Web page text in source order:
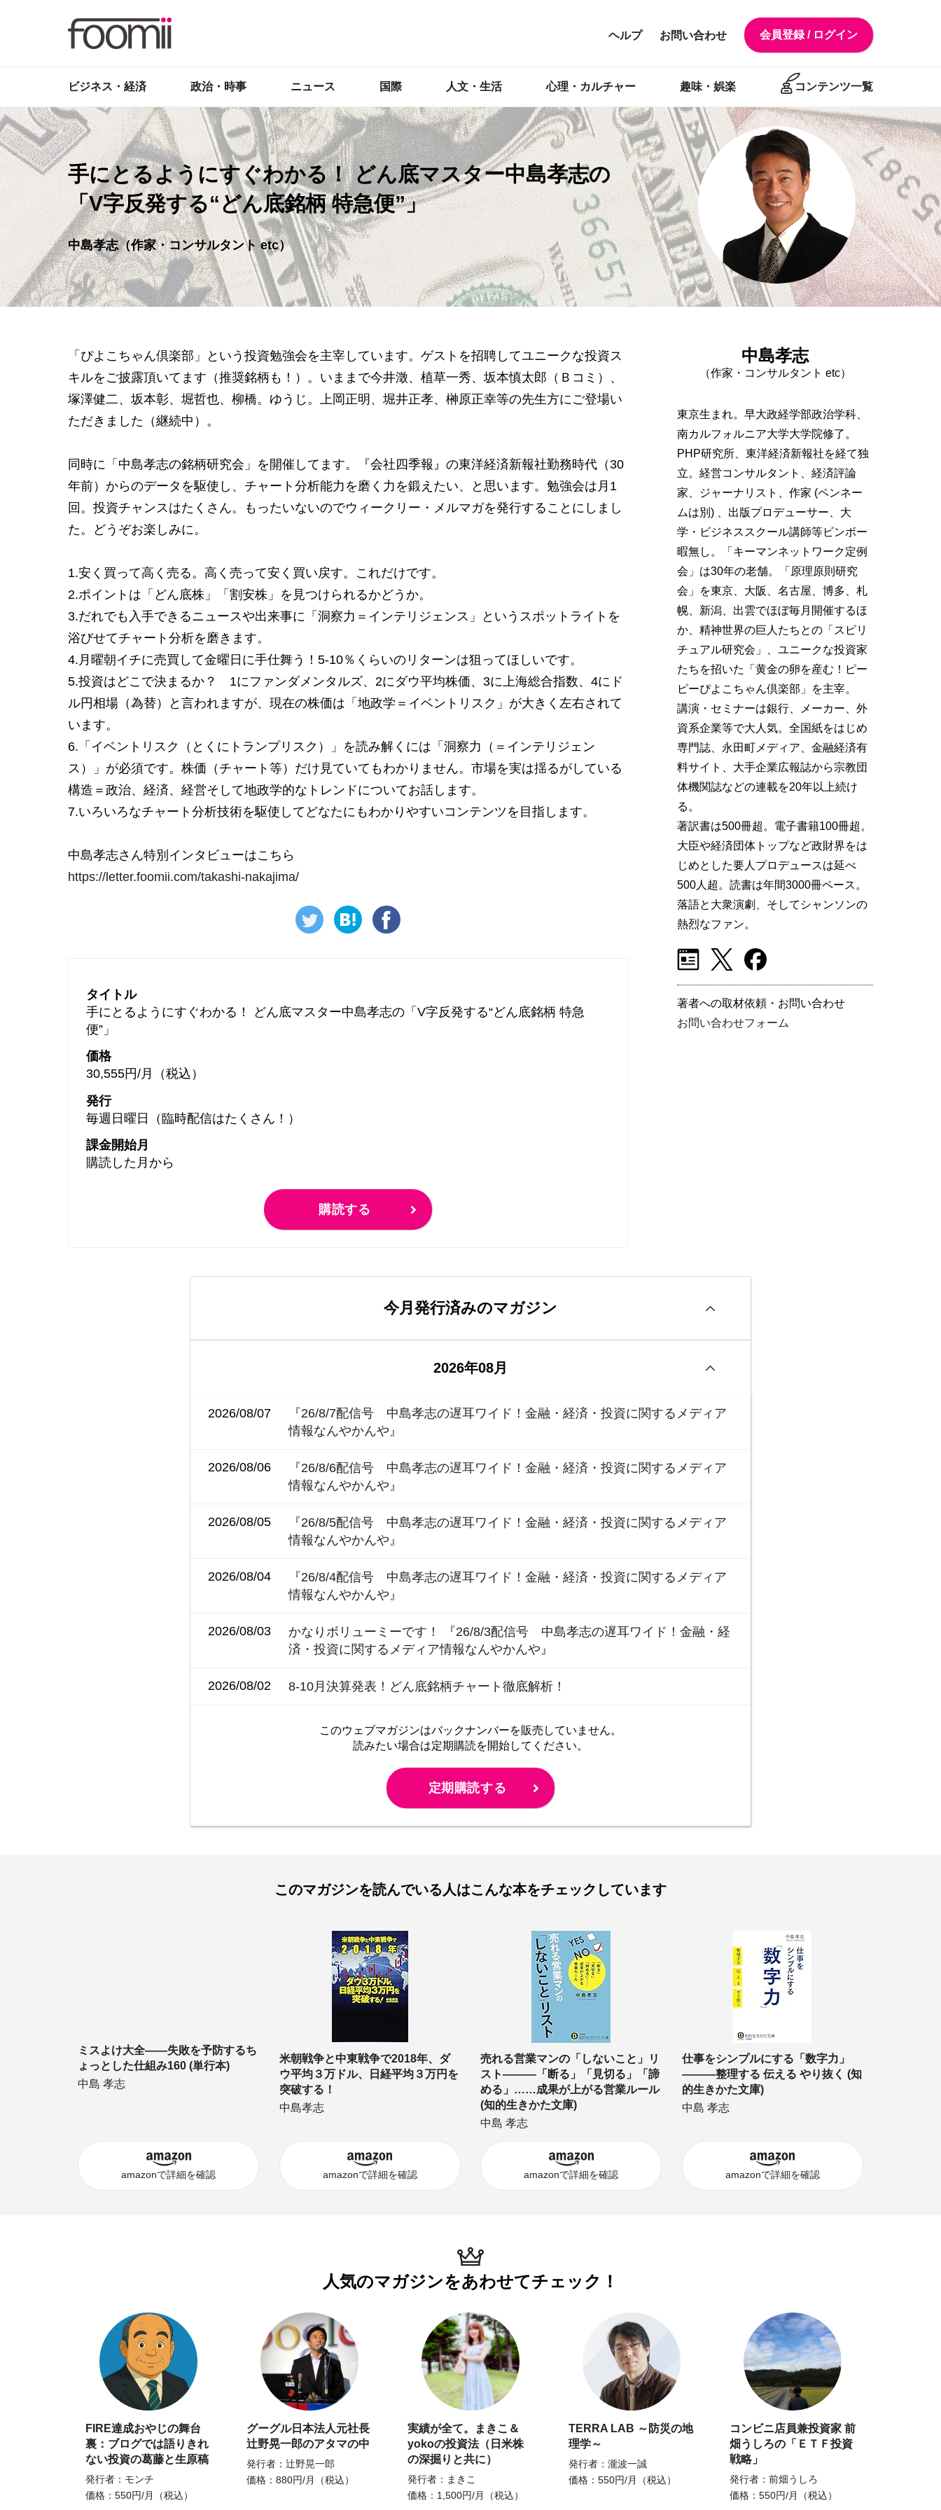
会員登録 / ログイン
お問い合わせ
ヘルプ
ビジネス・経済 政治・時事 ニュース 国際 人文・生活 心理・カルチャー 趣味・娯楽 コンテンツ一覧
手にとるようにすぐわかる！ どん底マスター中島孝志の
「V字反発する“どん底銘柄 特急便”」
中島孝志（作家・コンサルタント etc）
「ぴよこちゃん倶楽部」という投資勉強会を主宰しています。ゲストを招聘してユニークな投資ス
キルをご披露頂いてます（推奨銘柄も！）。いままで今井澂、植草一秀、坂本慎太郎（Ｂコミ）、
塚澤健二、坂本彰、堀哲也、柳橋。ゆうじ。上岡正明、堀井正孝、榊原正幸等の先生方にご登場い
ただきました（継続中）。
同時に「中島孝志の銘柄研究会」を開催してます。『会社四季報』の東洋経済新報社勤務時代（30
年前）からのデータを駆使し、チャート分析能力を磨く力を鍛えたい、と思います。勉強会は月1
回。投資チャンスはたくさん。もったいないのでウィークリー・メルマガを発行することにしまし
た。どうぞお楽しみに。
1.安く買って高く売る。高く売って安く買い戻す。これだけです。
2.ポイントは「どん底株」「割安株」を見つけられるかどうか。
3.だれでも入手できるニュースや出来事に「洞察力＝インテリジェンス」というスポットライトを
浴びせてチャート分析を磨きます。
4.月曜朝イチに売買して金曜日に手仕舞う！5-10％くらいのリターンは狙ってほしいです。
5.投資はどこで決まるか？ 1にファンダメンタルズ、2にダウ平均株価、3に上海総合指数、4にド
ル円相場（為替）と言われますが、現在の株価は「地政学＝イベントリスク」が大きく左右されて
います。
6.「イベントリスク（とくにトランプリスク）」を読み解くには「洞察力（＝インテリジェン
ス）」が必須です。株価（チャート等）だけ見ていてもわかりません。市場を実は揺るがしている
構造＝政治、経済、経営そして地政学的なトレンドについてお話します。
7.いろいろなチャート分析技術を駆使してどなたにもわかりやすいコンテンツを目指します。
中島孝志さん特別インタビューはこちら
https://letter.foomii.com/takashi-nakajima/
タイトル
手にとるようにすぐわかる！ どん底マスター中島孝志の「V字反発する“どん底銘柄 特急
便”」
価格
30,555円/月（税込）
発行
毎週日曜日（臨時配信はたくさん！）
課金開始月
購読した月から
購読する
中島孝志
（作家・コンサルタント etc）
東京生まれ。早大政経学部政治学科、
南カルフォルニア大学大学院修了。
PHP研究所、東洋経済新報社を経て独
立。経営コンサルタント、経済評論
家、ジャーナリスト、作家 (ペンネー
ムは別) 、出版プロデューサー、大
学・ビジネススクール講師等ビンボー
暇無し。「キーマンネットワーク定例
会」は30年の老舗。「原理原則研究
会」を東京、大阪、名古屋、博多、札
幌、新潟、出雲でほぼ毎月開催するほ
か、精神世界の巨人たちとの「スピリ
チュアル研究会」、ユニークな投資家
たちを招いた「黄金の卵を産む！ピー
ピーぴよこちゃん倶楽部」を主宰。
講演・セミナーは銀行、メーカー、外
資系企業等で大人気。全国紙をはじめ
専門誌、永田町メディア、金融経済有
料サイト、大手企業広報誌から宗教団
体機関誌などの連載を20年以上続け
る。
著訳書は500冊超。電子書籍100冊超。
大臣や経済団体トップなど政財界をは
じめとした要人プロデュースは延べ
500人超。読書は年間3000冊ペース。
落語と大衆演劇、そしてシャンソンの
熱烈なファン。
著者への取材依頼・お問い合わせ
お問い合わせフォーム
今月発行済みのマガジン
2026年08月
2026/08/07
『26/8/7配信号 中島孝志の遅耳ワイド！金融・経済・投資に関するメディア
情報なんやかんや』
2026/08/06
『26/8/6配信号 中島孝志の遅耳ワイド！金融・経済・投資に関するメディア
情報なんやかんや』
2026/08/05
『26/8/5配信号 中島孝志の遅耳ワイド！金融・経済・投資に関するメディア
情報なんやかんや』
2026/08/04
『26/8/4配信号 中島孝志の遅耳ワイド！金融・経済・投資に関するメディア
情報なんやかんや』
2026/08/03
かなりボリューミーです！ 『26/8/3配信号 中島孝志の遅耳ワイド！金融・経
済・投資に関するメディア情報なんやかんや』
2026/08/02 8-10月決算発表！どん底銘柄チャート徹底解析！
このウェブマガジンはバックナンバーを販売していません。
読みたい場合は定期購読を開始してください。
定期購読する
このマガジンを読んでいる人はこんな本をチェックしています
ミスよけ大全――失敗を予防するち
ょっとした仕組み160 (単行本)
中島 孝志
amazonで詳細を確認
米朝戦争と中東戦争で2018年、ダ
ウ平均３万ドル、日経平均３万円を
突破する！
中島孝志
amazonで詳細を確認
売れる営業マンの「しないこと」リ
スト―――「断る」「見切る」「諦
める」……成果が上がる営業ルール
(知的生きかた文庫)
中島 孝志
amazonで詳細を確認
仕事をシンプルにする「数字力」
―――整理する 伝える やり抜く (知
的生きかた文庫)
中島 孝志
amazonで詳細を確認
人気のマガジンをあわせてチェック！
FIRE達成おやじの舞台
裏：ブログでは語りきれ
ない投資の葛藤と生原稿
発行者：モンチ
価格：550円/月（税込）
グーグル日本法人元社長
辻野晃一郎のアタマの中
発行者：辻野晃一郎
価格：880円/月（税込）
実績が全て。まきこ＆
yokoの投資法（日米株
の深掘りと共に）
発行者：まきこ
価格：1,500円/月（税込）
TERRA LAB ～防災の地
理学～
発行者：瀧波一誠
価格：550円/月（税込）
コンビニ店員兼投資家 前
畑うしろの「ＥＴＦ投資
戦略」
発行者：前畑うしろ
価格：550円/月（税込）